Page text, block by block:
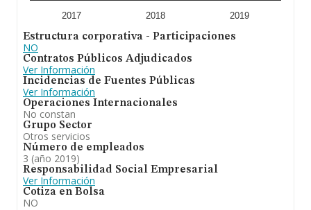
2017 2018 2019
Estructura corporativa - Participaciones
NO
Contratos Públicos Adjudicados
Ver Información
Incidencias de Fuentes Públicas
Ver Información
Operaciones Internacionales
No constan
Grupo Sector
Otros servicios
Número de empleados
3 (año 2019)
Responsabilidad Social Empresarial
Ver Información
Cotiza en Bolsa
NO